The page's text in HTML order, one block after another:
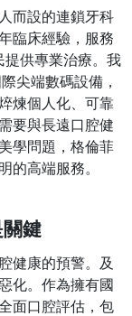
而設的連鎖牙科
臨床經驗，服務
提供專業治療。我
尖端數碼設備，
煉個人化、可靠
要與長遠口腔健
學問題，格倫菲
的高端服務。
鍵
健康的預警。及
化。作為擁有國
面口腔評估，包